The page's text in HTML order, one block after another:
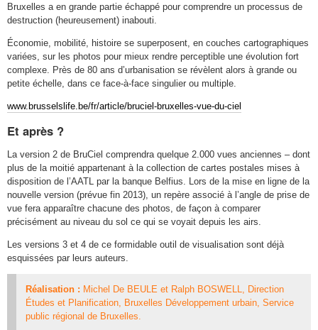
Bruxelles a en grande partie échappé pour comprendre un processus de
destruction (heureusement) inabouti.
Économie, mobilité, histoire se superposent, en couches cartographiques
variées, sur les photos pour mieux rendre perceptible une évolution fort
complexe. Près de 80 ans d’urbanisation se révèlent alors à grande ou
petite échelle, dans ce face-à-face singulier ou multiple.
www.brusselslife.be/fr/article/bruciel-bruxelles-vue-du-ciel
Et après ?
La version 2 de BruCiel comprendra quelque 2.000 vues anciennes – dont
plus de la moitié appartenant à la collection de cartes postales mises à
disposition de l’AATL par la banque Belfius. Lors de la mise en ligne de la
nouvelle version (prévue fin 2013), un repère associé à l’angle de prise de
vue fera apparaître chacune des photos, de façon à comparer
précisément au niveau du sol ce qui se voyait depuis les airs.
Les versions 3 et 4 de ce formidable outil de visualisation sont déjà
esquissées par leurs auteurs.
Réalisation : Michel De BEULE et Ralph BOSWELL, Direction
Études et Planification, Bruxelles Développement urbain, Service
public régional de Bruxelles.